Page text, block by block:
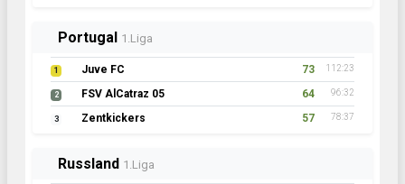
Portugal 1.Liga
1 Juve FC 73 112:23
2 FSV AlCatraz 05 64 96:32
3 Zentkickers 57 78:37
Russland 1.Liga